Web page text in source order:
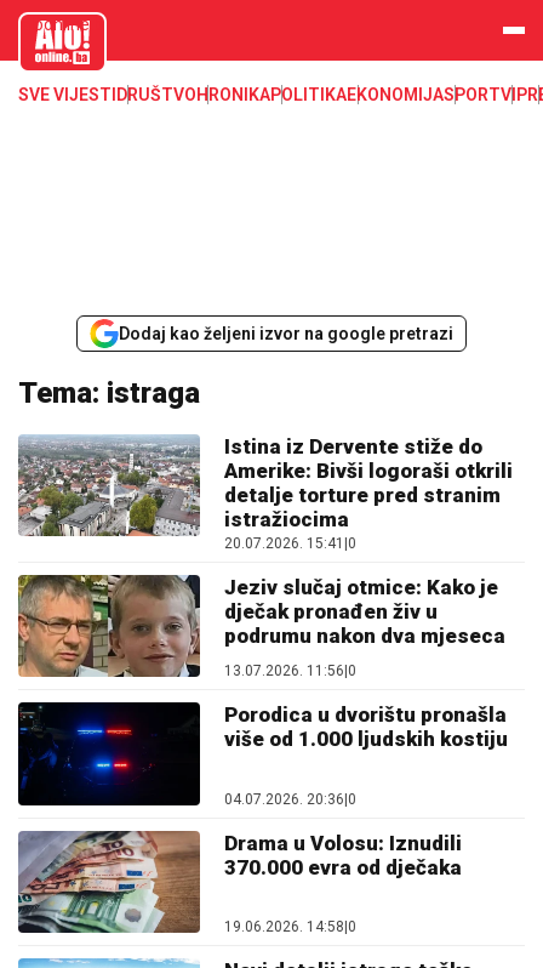
aloonline.b
SVE VIJESTI DRUŠTVOHRONIKAPOLITIKAEKONOMIJASPORTVIP
Dodaj kao željeni izvor na google pretrazi
Tema: istraga
Istina iz Dervente stiže do
Amerike: Bivši logoraši otkrili
detalje torture pred stranim
istražiocima
20.07.2026. 15:41 0
Jeziv slučaj otmice: Kako je
dječak pronađen živ u
podrumu nakon dva mjeseca
13.07.2026. 11:56 0
Porodica u dvorištu pronašla
više od 1.000 ljudskih kostiju
04.07.2026. 20:36|0
Drama u Volosu: Iznudili
370.000 evra od dječaka
19.06.2026. 14:58|0